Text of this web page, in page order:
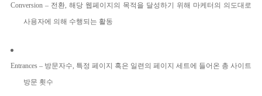
Conversion – 전환, 해당 웹페이지의 목적을 달성하기 위해 마케터의 의도대로
사용자에 의해 수행되는 활동
Entrances – 방문자수, 특정 페이지 혹은 일련의 페이지 세트에 들어온 총 사이트
방문 횟수